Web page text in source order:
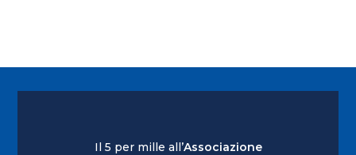
Il 5 per mille all’Associazione